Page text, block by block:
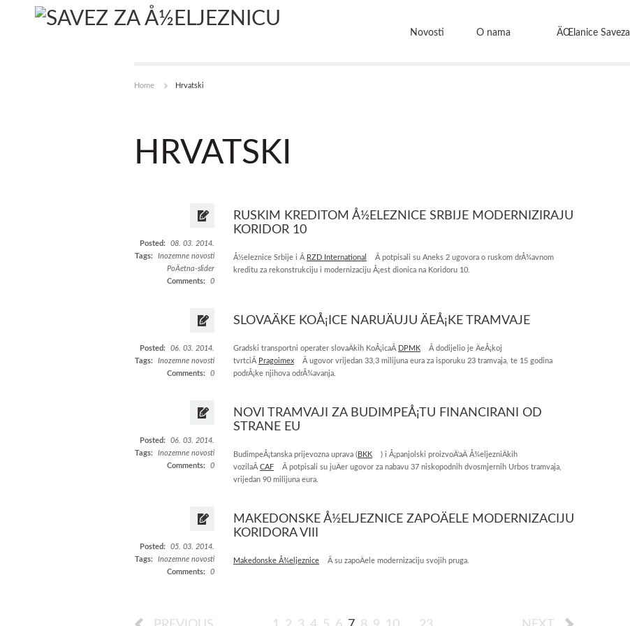
Novosti O nama ÄŒlanice Saveza
Home Hrvatski
HRVATSKI
RUSKIM KREDITOM Å½ELEZNICE SRBIJE MODERNIZIRAJU
KORIDOR 10
Å½eleznice Srbije i Â RZD International
Â potpisali su Aneks 2 ugovora o ruskom drÅ¾avnom
kreditu za rekonstrukciju i modernizaciju Å¡est dionica na Koridoru 10.
Posted:
08. 03. 2014.
Tags:
Inozemne novosti
PoÄetna-slider
Comments:
0
SLOVAÄKE KOÅ¡ICE NARUÄUJU ÄEÅ¡KE TRAMVAJE
Gradski transportni operater slovaÄkih KoÅ¡icaÂ DPMK
Â dodijelio je ÄeÅ¡koj
tvrtciÂ Pragoimex
Â ugovor vrijedan 33,3 milijuna eura za isporuku 23 tramvaja, te 15 godina
podrÅ¡ke njihova odrÅ¾avanja.
Posted:
06. 03. 2014.
Tags:
Inozemne novosti
Comments:
0
NOVI TRAMVAJI ZA BUDIMPEÅ¡TU FINANCIRANI OD
STRANE EU
BudimpeÅ¡tanska prijevozna uprava (BKK
) i Å¡panjolski proizvoÄ‘aÄ Å¾eljezniÄkih
vozilaÂ CAF
Â potpisali su juÄer ugovor za nabavu 37 niskopodnih dvosmjernih Urbos tramvaja,
vrijedan 90 milijuna eura.
Posted:
06. 03. 2014.
Tags:
Inozemne novosti
Comments:
0
MAKEDONSKE Å½ELJEZNICE ZAPOÄELE MODERNIZACIJU
KORIDORA VIII
Makedonske Å¾eljeznice Â su zapoÄele modernizaciju svojih pruga.
Posted:
05. 03. 2014.
Tags:
Inozemne novosti
Comments:
0